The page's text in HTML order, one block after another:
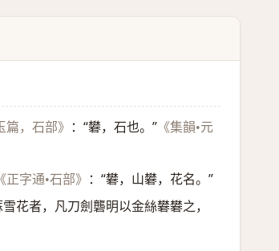
篇，石部》 ：“礬，石也。” 《集韻•元
《正字通•石部》
：“礬，山礬，花名。”
花者，凡刀劍礱明以金絲礬礬之，